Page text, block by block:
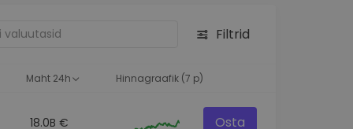
Filtrid
Maht 24h Hinnagraafik (7 p)
18.0B € Osta